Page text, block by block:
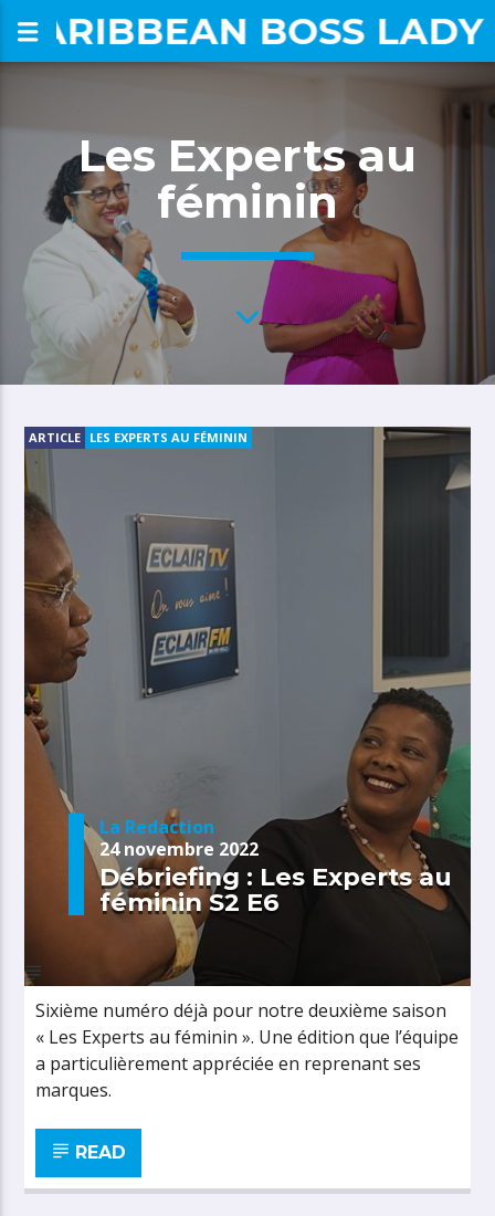
CARIBBEAN BOSS LADY
Les Experts au
féminin
ARTICLE LES EXPERTS AU FÉMININ
La Redaction
24 novembre 2022
Débriefing : Les Experts au
féminin S2 E6
Sixième numéro déjà pour notre deuxième saison
« Les Experts au féminin ». Une édition que l’équipe
a particulièrement appréciée en reprenant ses
marques.
READ